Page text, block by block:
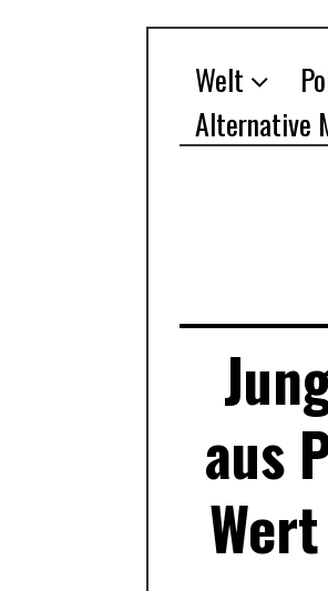
Welt
Alternative
aus